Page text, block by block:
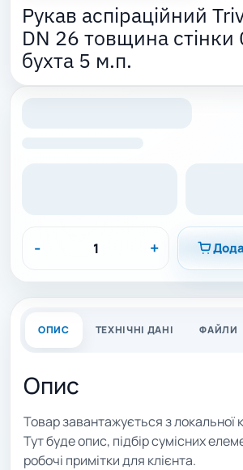
Рукав аспіраційний
DN 26 товщина
бухта 5 м.п.
- +
ОПИС ТЕХНІЧНІ ДАНІ ФАЙЛИ
Опис
Товар завантажується з локальної
Тут буде опис, підбір сумісних
робочі примітки для клієнта.